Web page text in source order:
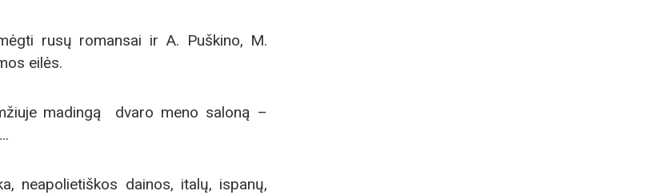
rusų romansai ir A. Puškino, M.
eilės.
madingą dvaro meno saloną –
neapolietiškos dainos, italų, ispanų,